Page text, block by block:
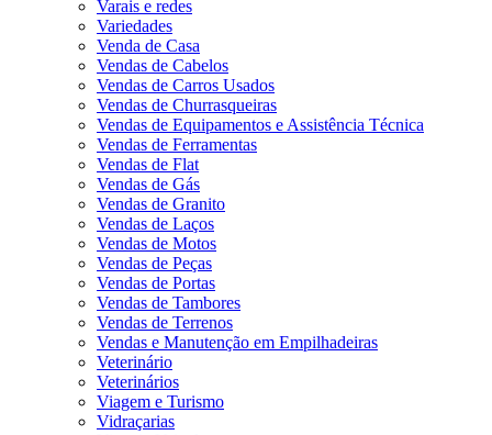
Varais e redes
Variedades
Venda de Casa
Vendas de Cabelos
Vendas de Carros Usados
Vendas de Churrasqueiras
Vendas de Equipamentos e Assistência Técnica
Vendas de Ferramentas
Vendas de Flat
Vendas de Gás
Vendas de Granito
Vendas de Laços
Vendas de Motos
Vendas de Peças
Vendas de Portas
Vendas de Tambores
Vendas de Terrenos
Vendas e Manutenção em Empilhadeiras
Veterinário
Veterinários
Viagem e Turismo
Vidraçarias